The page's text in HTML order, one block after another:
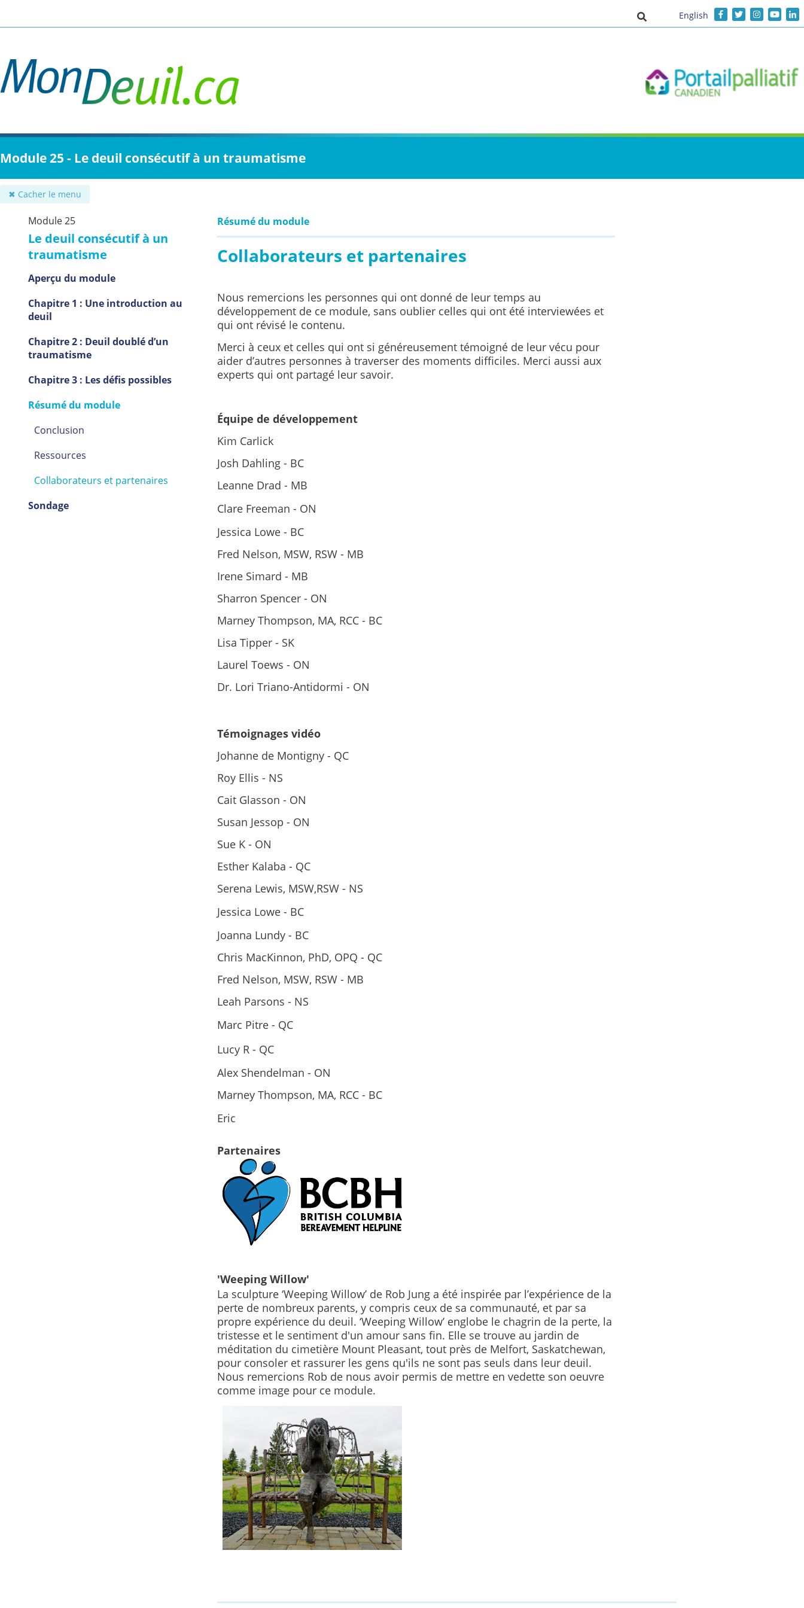
contenu
Activer/désactiver la saisie de
English
Module 25 - Le deuil consécutif à un traumatisme
✖ Cacher le menu
Module 25
Le deuil consécutif à un
traumatisme
Aperçu du module
Chapitre 1 : Une introduction au
deuil
Chapitre 2 : Deuil doublé d’un
traumatisme
Chapitre 3 : Les défis possibles
Résumé du module
Conclusion
Ressources
Collaborateurs et partenaires
Sondage
Résumé du module
Collaborateurs et partenaires
Nous remercions les personnes qui ont donné de leur temps au
développement de ce module, sans oublier celles qui ont été interviewées et
qui ont révisé le contenu.
Merci à ceux et celles qui ont si généreusement témoigné de leur vécu pour
aider d’autres personnes à traverser des moments difficiles. Merci aussi aux
experts qui ont partagé leur savoir.
Équipe de développement
Kim Carlick
Josh Dahling - BC
Leanne Drad - MB
Clare Freeman - ON
Jessica Lowe - BC
Fred Nelson, MSW, RSW - MB
Irene Simard - MB
Sharron Spencer - ON
Marney Thompson, MA, RCC - BC
Lisa Tipper - SK
Laurel Toews - ON
Dr. Lori Triano-Antidormi - ON
Témoignages vidéo
Johanne de Montigny - QC
Roy Ellis - NS
Cait Glasson - ON
Susan Jessop - ON
Sue K - ON
Esther Kalaba - QC
Serena Lewis, MSW,RSW - NS
Jessica Lowe - BC
Joanna Lundy - BC
Chris MacKinnon, PhD, OPQ - QC
Fred Nelson, MSW, RSW - MB
Leah Parsons - NS
Marc Pitre - QC
Lucy R - QC
Alex Shendelman - ON
Marney Thompson, MA, RCC - BC
Eric
Partenaires
'Weeping Willow'
La sculpture ‘Weeping Willow’ de Rob Jung a été inspirée par l’expérience de la
perte de nombreux parents, y compris ceux de sa communauté, et par sa
propre expérience du deuil. ‘Weeping Willow’ englobe le chagrin de la perte, la
tristesse et le sentiment d'un amour sans fin. Elle se trouve au jardin de
méditation du cimetière Mount Pleasant, tout près de Melfort, Saskatchewan,
pour consoler et rassurer les gens qu'ils ne sont pas seuls dans leur deuil.
Nous remercions Rob de nous avoir permis de mettre en vedette son oeuvre
comme image pour ce module.